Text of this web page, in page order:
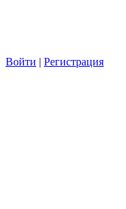
Войти | Регистрация